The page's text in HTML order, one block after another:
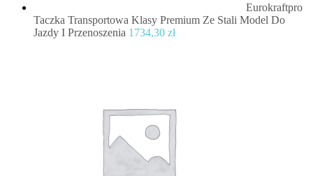
Eurokraftpro
Taczka Transportowa Klasy Premium Ze Stali Model Do
Jazdy I Przenoszenia 1734,30 zł